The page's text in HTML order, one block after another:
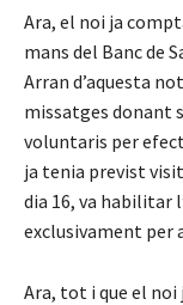
Ara, el noi ja
mans del Banc de
Arran d’aquesta
missatges donant
voluntaris per
ja tenia previst
dia 16, va habilitar
exclusivament per
Ara, tot i que el noi